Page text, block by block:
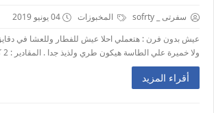
سفرتى _ sofrty المخبوزات
04 يونيو 2019
عيش بدون فرن : هتعملي احلا عيش للفطار وللعشا في
ولا خميرة علي الطاسة هيكون طري ولذيذ جدا . المقادير : 2 كوب ...
أقراء المزيد